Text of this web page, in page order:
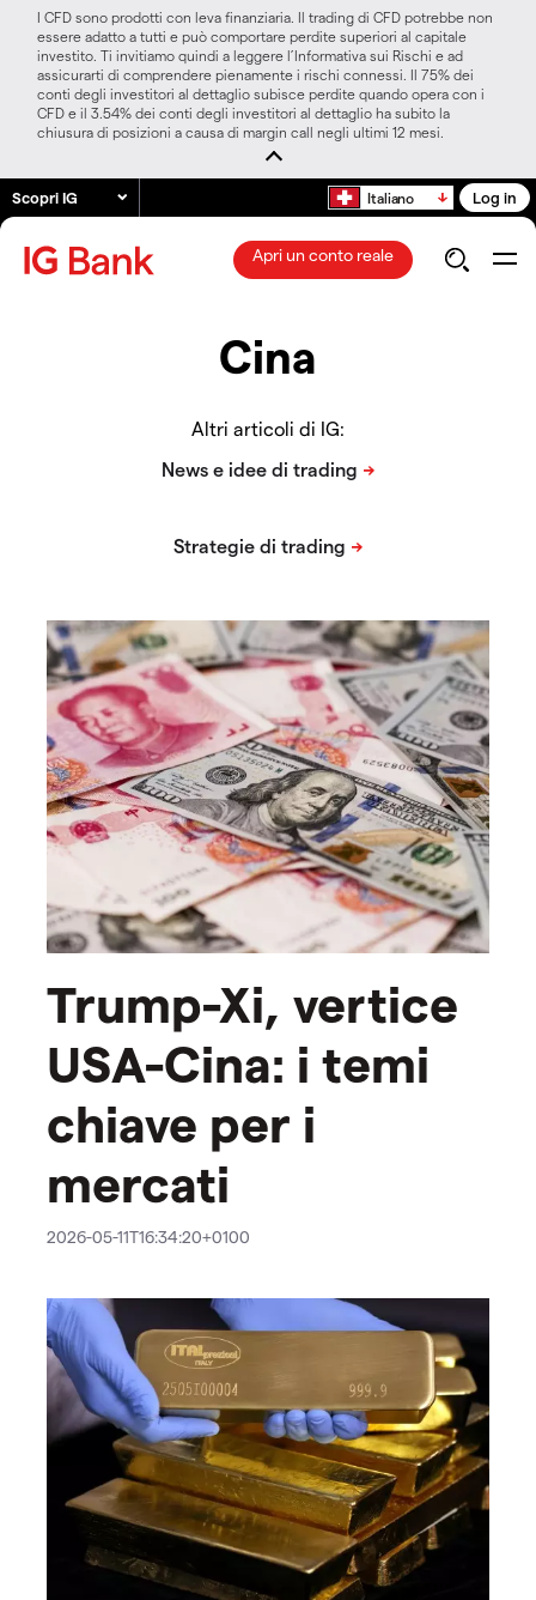
I CFD sono prodotti con leva finanziaria. Il trading di CFD potrebbe non
essere adatto a tutti e può comportare perdite superiori al capitale
investito. Ti invitiamo quindi a leggere l’Informativa sui Rischi e ad
assicurarti di comprendere pienamente i rischi connessi. Il 75% dei
conti degli investitori al dettaglio subisce perdite quando opera con i
CFD e il 3.54% dei conti degli investitori al dettaglio ha subito la
chiusura di posizioni a causa di margin call negli ultimi 12 mesi.
Scopri IG Italiano Log in
Apri un conto reale
Cina
Altri articoli di IG:
Trump-Xi, vertice
USA-Cina: i temi
chiave per i
mercati
2026-05-11T16:34:20+0100